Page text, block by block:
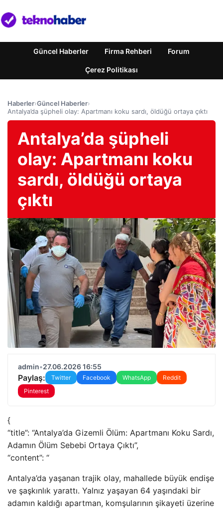
Güncel Haberler Firma Rehberi Forum
Çerez Politikası
Haberler›Güncel Haberler›
Antalya’da şüpheli olay: Apartmanı koku sardı, öldüğü ortaya çıktı
Antalya’da şüpheli
olay: Apartmanı koku
sardı, öldüğü ortaya
çıktı
admin•27.06.2026 16:55
Paylaş: Twitter Facebook WhatsApp
Reddit
Pinterest
{
“title”: “Antalya’da Gizemli Ölüm: Apartmanı Koku Sardı,
Adamın Ölüm Sebebi Ortaya Çıktı”,
“content”: “
Antalya’da yaşanan trajik olay, mahallede büyük endişe
ve şaşkınlık yarattı. Yalnız yaşayan 64 yaşındaki bir
adamın kaldığı apartman, komşularının şikayeti üzerine